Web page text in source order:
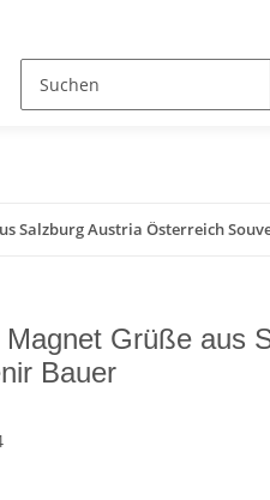
Salzburg Austria Österreich
Grüße aus
Bauer